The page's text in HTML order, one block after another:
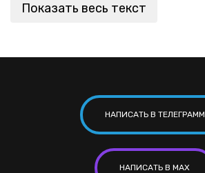
Показать весь текст
НАПИСАТЬ В ТЕЛЕГРАММ
НАПИСАТЬ В MAX